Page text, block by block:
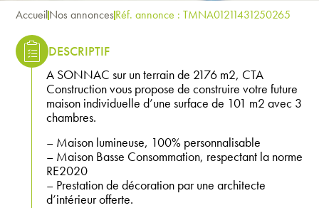
AccueilNos annoncesRéf. annonce : TMNA01211431250265
DESCRIPTIF
A SONNAC sur un terrain de 2176 m2, CTA
Construction vous propose de construire votre future
maison individuelle d’une surface de 101 m2 avec 3
chambres.
– Maison lumineuse, 100% personnalisable
– Maison Basse Consommation, respectant la norme
RE2020
– Prestation de décoration par une architecte
d’intérieur offerte.